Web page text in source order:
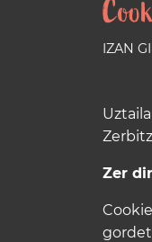
IZAN
Zer